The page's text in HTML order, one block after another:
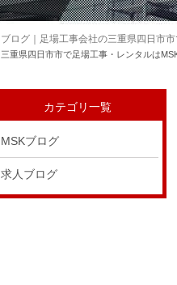
ブログ｜足場工事会社の三重県四日市
三重県四日市市で足場工事・レンタルは
カテゴリ一覧
MSKブログ
求人ブログ